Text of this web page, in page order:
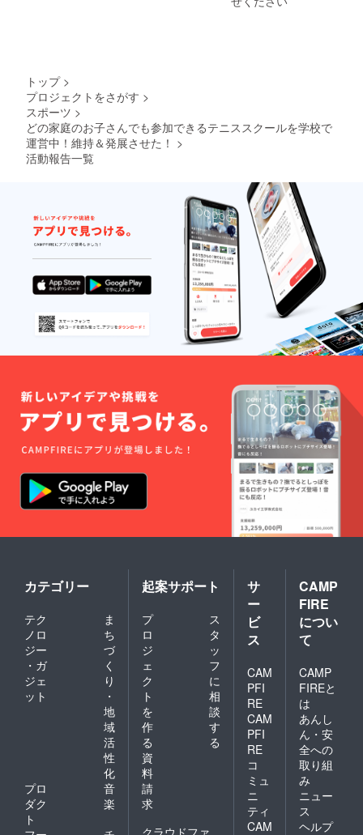
トップ >
プロジェクトをさがす >
スポーツ >
どの家庭のお子さんでも参加できるテニススクールを学校で
運営中！維持＆発展させた！ >
活動報告一覧
カテゴリー
テク
ノロ
ジー
・ガ
ジェ
ット
ま
ち
づ
く
り
・
地
域
活
性
化
プロ
ダク
ト
音
楽
起案サポート
プ
ロ
ジ
ェ
ク
ト
を
作
る
ス
タ
ッ
フ
に
相
談
す
る
資
料
請
求
クラウドファ
サ
ー
ビ
ス
CAM
PFI
RE
CAM
PFI
RE
コ
ミュ
ニ
ティ
CAM
CAMP
FIRE
につい
て
CAMP
FIREと
は
あんし
ん・安
全への
取り組
み
ニュー
ス
ヘルプ